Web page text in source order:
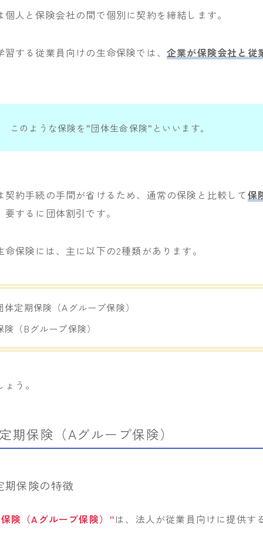
人と保険会社の間で個別に契約を締結します。
習する従業員向けの生命保険では、企業が保険会社と従
このような保険を”団体生命保険”といいます。
契約手続の手間が省けるため、通常の保険と比較して保
するに団体割引です。
保険には、主に以下の2種類があります。
体定期保険（Aグループ保険）
（Bグループ保険）
う。
期保険（Aグループ保険）
期保険の特徴
険（Aグループ保険）”は、法人が従業員向けに提供す